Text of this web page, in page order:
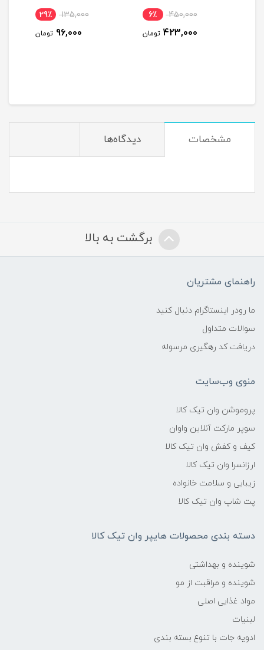
450,000 6٪
423,000 تومان
135,000 29٪
96,000 تومان
مشخصات دیدگاه‌ها
برگشت به بالا
راهنمای مشتریان
ما رودر اینستاگرام دنبال کنید
سوالات متداول
دریافت کد رهگیری مرسوله
منوی وب‌سایت
پروموشن وان تیک کالا
سوپر مارکت آنلاین واوان
کیف و کفش وان تیک کالا
ارزانسرا وان تیک کالا
زیبایی و سلامت خانواده
پت شاپ وان تیک کالا
دسته بندی محصولات هایپر وان تیک کالا
شوینده و بهداشتی
شوینده و مراقبت از مو
مواد غذایی اصلی
لبنیات
ادویه جات با تنوع بسته بندی